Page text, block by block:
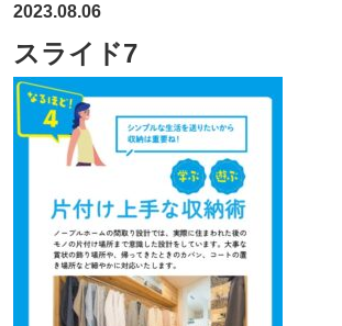
2023.08.06
スライド7